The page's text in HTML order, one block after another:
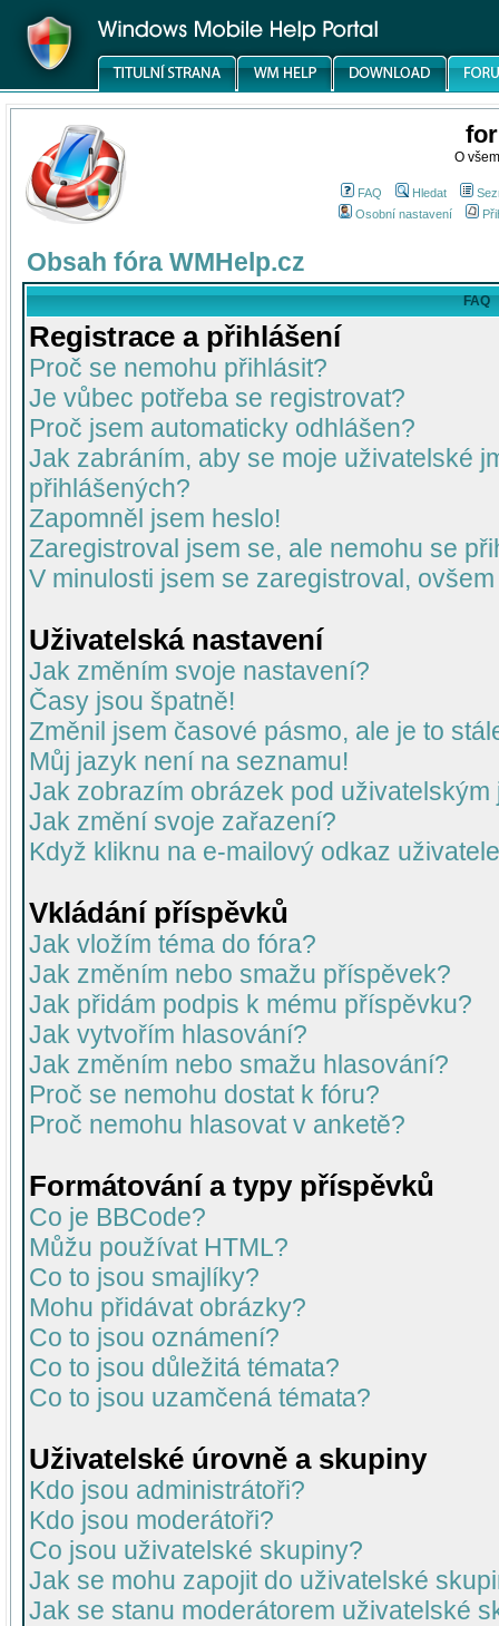
O
FAQ Hledat
Osobní nastavení
Obsah fóra WMHelp.cz
FAQ
Registrace a přihlášení
Proč se nemohu přihlásit?
Je vůbec potřeba se registrovat?
Proč jsem automaticky odhlášen?
Jak zabráním, aby se moje uživatelské
přihlášených?
Zapomněl jsem heslo!
Zaregistroval jsem se, ale nemohu se
V minulosti jsem se zaregistroval,
Uživatelská nastavení
Jak změním svoje nastavení?
Časy jsou špatně!
Změnil jsem časové pásmo, ale je to
Můj jazyk není na seznamu!
Jak zobrazím obrázek pod uživatelským
Jak změní svoje zařazení?
Když kliknu na e-mailový odkaz
Vkládání příspěvků
Jak vložím téma do fóra?
Jak změním nebo smažu příspěvek?
Jak přidám podpis k mému příspěvku?
Jak vytvořím hlasování?
Jak změním nebo smažu hlasování?
Proč se nemohu dostat k fóru?
Proč nemohu hlasovat v anketě?
Formátování a typy příspěvků
Co je BBCode?
Můžu používat HTML?
Co to jsou smajlíky?
Mohu přidávat obrázky?
Co to jsou oznámení?
Co to jsou důležitá témata?
Co to jsou uzamčená témata?
Uživatelské úrovně a skupiny
Kdo jsou administrátoři?
Kdo jsou moderátoři?
Co jsou uživatelské skupiny?
Jak se mohu zapojit do uživatelské
Jak se stanu moderátorem uživatelské